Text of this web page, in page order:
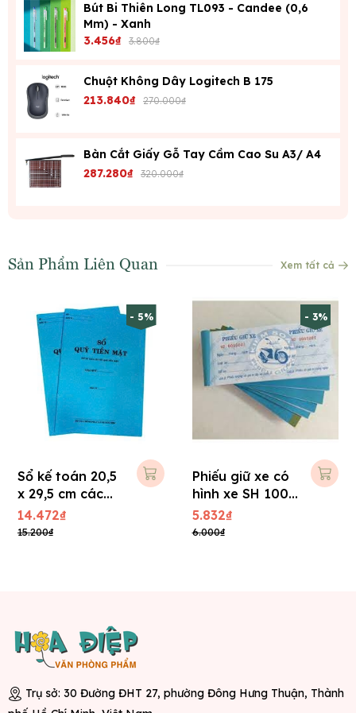
Bút Bi Thiên Long TL093 - Candee (0,6
Mm) - Xanh
3.456₫ 3.800₫
Chuột Không Dây Logitech B 175
213.840₫ 270.000₫
Bàn Cắt Giấy Gỗ Tay Cầm Cao Su A3/ A4
287.280₫ 320.000₫
Sản Phẩm Liên Quan Xem tất cả
- 5%
Sổ kế toán 20,5
x 29,5 cm các
loại (80 trang)
14.472₫
15.200₫
- 3%
Phiếu giữ xe có
hình xe SH 100
tờ, số nhảy
5.832₫
6.000₫
Trụ sở: 30 Đường ĐHT 27, phường Đông Hưng Thuận, Thành